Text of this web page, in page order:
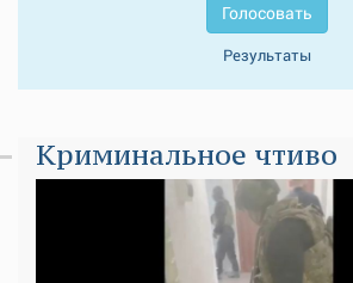
Голосовать
Результаты
Криминальное чтиво